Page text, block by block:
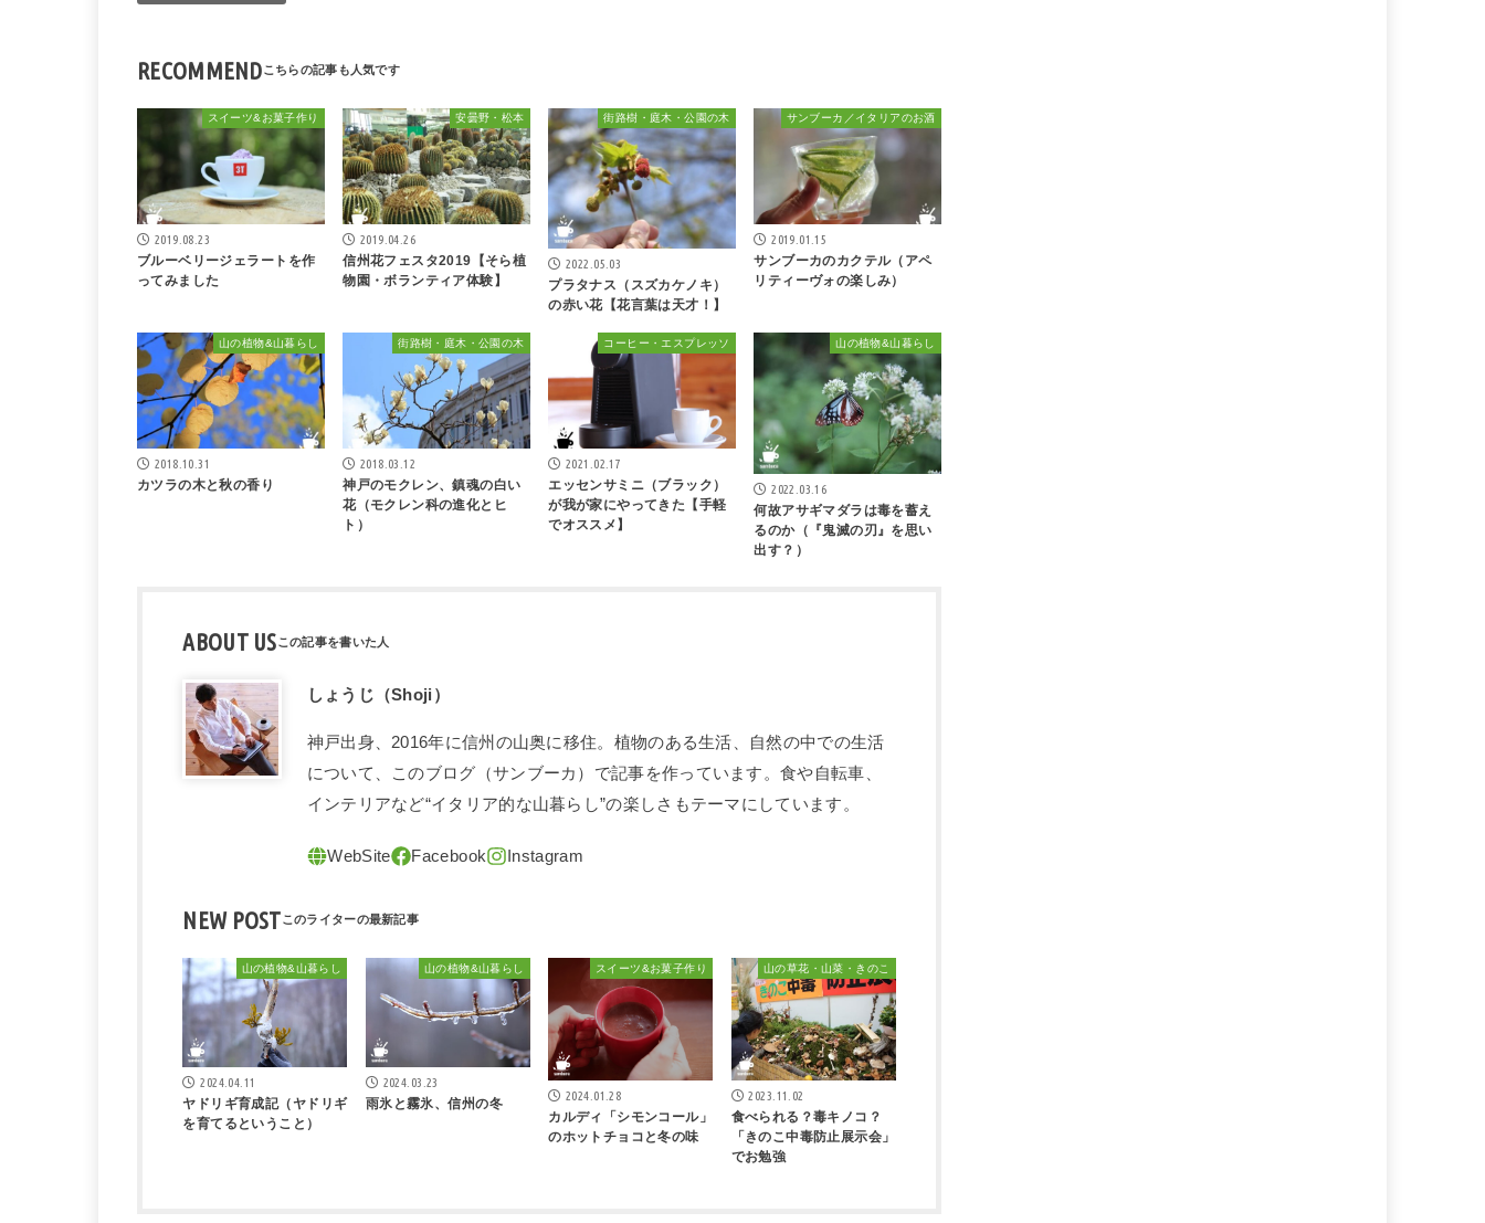
RECOMMEND
スイーツ&お菓子作り
2019.08.23
ブルーベリージェラートを作
ってみました
安曇野・松本
2019.04.26
信州花フェスタ2019【そら植
物園・ボランティア体験】
街路樹・庭木・公園の木
2022.05.03
プラタナス（スズカケノキ）
の赤い花【花言葉は天才！】
サンブーカ／イタリアのお酒
2019.01.15
サンブーカのカクテル（アペ
リティーヴォの楽しみ）
山の植物&山暮らし
2018.10.31
カツラの木と秋の香り
街路樹・庭木・公園の木
2018.03.12
神戸のモクレン、鎮魂の白い
花（モクレン科の進化とヒ
ト）
コーヒー・エスプレッソ
2021.02.17
エッセンサミニ（ブラック）
が我が家にやってきた【手軽
でオススメ】
山の植物&山暮らし
2022.03.16
何故アサギマダラは毒を蓄え
るのか（『鬼滅の刃』を思い
出す？）
ABOUT US
しょうじ（Shoji）
神戸出身、2016年に信州の山奥に移住。植物のある生活、自然の中での生活
について、このブログ（サンブーカ）で記事を作っています。食や自転車、
インテリアなど“イタリア的な山暮らし”の楽しさもテーマにしています。
NEW POST
山の植物&山暮らし
2024.04.11
ヤドリギ育成記（ヤドリギ
を育てるということ）
山の植物&山暮らし
2024.03.23
雨氷と霧氷、信州の冬
スイーツ&お菓子作り
2024.01.28
カルディ「シモンコール」
のホットチョコと冬の味
山の草花・山菜・きのこ
2023.11.02
食べられる？毒キノコ？
「きのこ中毒防止展示会」
でお勉強